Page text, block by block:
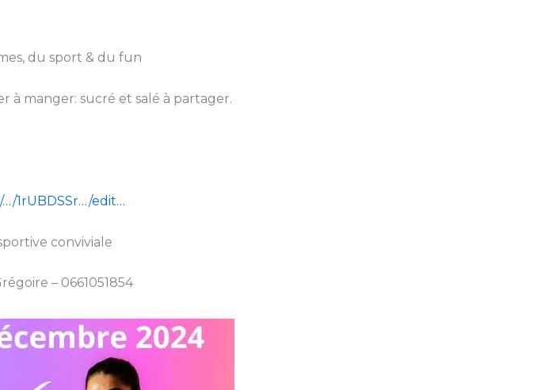
du sport & du fun
à manger: sucré et salé à partager.
1rUBDSSr…/edit…
conviviale
– 0661051854